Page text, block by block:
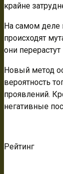
крайне
На самом деле
происходят
они
Новый метод
вероятность
проявлений.
негативные
Рейтинг